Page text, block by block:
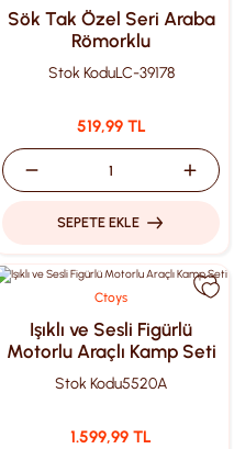
Sök Tak Özel Seri Araba
Römorklu
Stok KoduLC-39178
519,99 TL
SEPETE EKLE
Ctoys
Işıklı ve Sesli Figürlü
Motorlu Araçlı Kamp Seti
Stok Kodu5520A
1.599,99 TL